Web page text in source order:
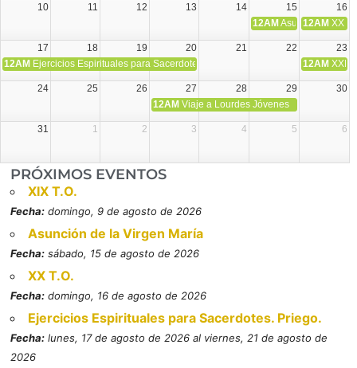
10 11 12 13 14 15
16
12AM Asunción de la
12AM XX
17 18 19 20 21 22
23
12AM Ejercicios Espirituales para Sacerdotes. Priego. 12AM XXI
24 25 26 27 28 29
30
12AM Viaje a Lourdes Jóvenes
31 1 2 3 4 5 6
PRÓXIMOS EVENTOS
XIX T.O.
Fecha: domingo, 9 de agosto de 2026
Asunción de la Virgen María
Fecha: sábado, 15 de agosto de 2026
XX T.O.
Fecha: domingo, 16 de agosto de 2026
Ejercicios Espirituales para Sacerdotes. Priego.
Fecha: lunes, 17 de agosto de 2026 al viernes, 21 de agosto de
2026